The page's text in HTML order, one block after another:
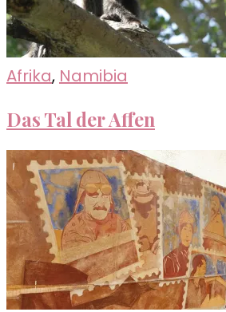
Afrika, Namibia
Das Tal der Affen